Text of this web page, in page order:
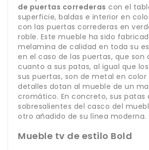
de puertas correderas con el
superficie, baldas e interior en
con las puertas correderas en
roble. Este mueble ha sido
melamina de calidad en toda su
en el caso de las puertas, que son
cuanto a sus patas, al igual que
sus puertas, son de metal en color
detalles dotan al mueble de un
cromático. En concreto, sus patas
sobresalientes del casco del
otro añadido de su línea moderna.
Mueble tv de estilo Bold